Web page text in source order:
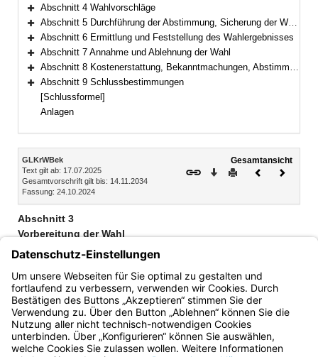
Bereich erweitern
Abschnitt 4 Wahlvorschläge
Bereich erweitern
Abschnitt 5 Durchführung der Abstimmung, Sicherung der Wahlfreiheit, Briefwahl
Bereich erweitern
Abschnitt 6 Ermittlung und Feststellung des Wahlergebnisses
Bereich erweitern
Abschnitt 7 Annahme und Ablehnung der Wahl
Bereich erweitern
Abschnitt 8 Kostenerstattung, Bekanntmachungen, Abstimmungsunterlagen, Statistik
Bereich erweitern
Abschnitt 9 Schlussbestimmungen
[Schlussformel]
Anlagen
Inhalt
GLKrWBek
Text gilt ab: 17.07.2025
Gesamtvorschrift gilt bis: 14.11.2034
Fassung: 24.10.2024
Gesamtansicht
Download
DruckenVorheriges
Abschnitt 3
Vorbereitung der Wahl
Stimmbezirke, Wählerverzeichnisse
Erteilung der Wahlscheine
Stimmzettel, Wahlscheine, Briefwahlunterlagen
Bayern.de
BayernPortal